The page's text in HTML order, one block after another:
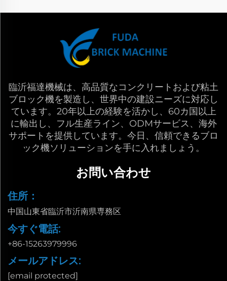
臨沂福達機械は、高品質なコンクリートおよび粘土
ブロック機を製造し、世界中の建設ニーズに対応し
ています。20年以上の経験を活かし、60カ国以上
に輸出し、フル生産ライン、ODMサービス、海外
サポートを提供しています。今日、信頼できるブロ
ック機ソリューションを手に入れましょう。
お問い合わせ
住所：
中国山東省臨沂市沂南県専務区
今すぐ電話:
+86-15263979996
メールアドレス:
[email protected]